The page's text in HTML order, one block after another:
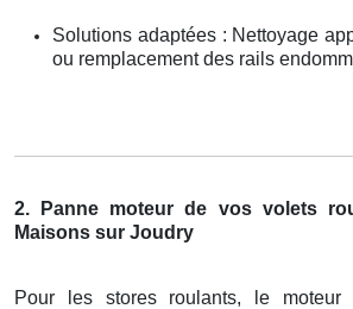
Solutions adaptées : Nettoyage
ou remplacement des rails
2. Panne moteur de vos volets
Maisons sur Joudry
Pour les stores roulants, le moteur